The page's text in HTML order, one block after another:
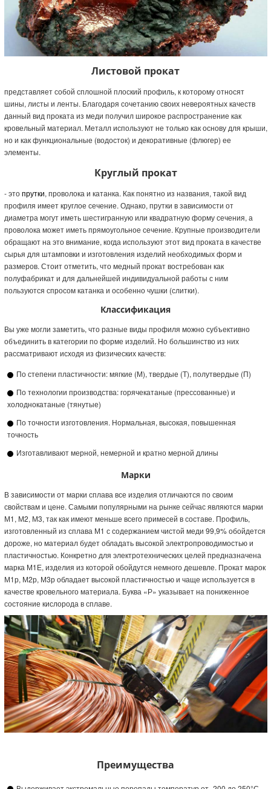
Листовой прокат
представляет собой сплошной плоский профиль, к которому относят
шины, листы и ленты. Благодаря сочетанию своих невероятных качеств
данный вид проката из меди получил широкое распространение как
кровельный материал. Металл используют не только как основу для крыши,
но и как функциональные (водосток) и декоративные (флюгер) ее
элементы.
Круглый прокат
- этопрутки, проволока и катанка. Как понятно из названия, такой вид
профиля имеет круглое сечение. Однако, прутки в зависимости от
диаметра могут иметь шестигранную или квадратную форму сечения, а
проволока может иметь прямоугольное сечение. Крупные производители
обращают на это внимание, когда используют этот вид проката в качестве
сырья для штамповки и изготовления изделий необходимых форм и
размеров. Стоит отметить, что медный прокат востребован как
полуфабрикат и для дальнейшей индивидуальной работы с ним
пользуются спросом катанка и особенно чушки (слитки).
Классификация
Вы уже могли заметить, что разные виды профиля можно субъективно
объединить в категории по форме изделий. Но большинство из них
рассматривают исходя из физических качеств:
По степени пластичности: мягкие (М), твердые (Т), полутвердые (П)
По технологии производства: горячекатаные (прессованные) и
холоднокатаные (тянутые)
По точности изготовления. Нормальная, высокая, повышенная
точность
Изготавливают мерной, немерной и кратно мерной длины
Марки
В зависимости от марки сплава все изделия отличаются по своим
свойствам и цене. Самыми популярными на рынке сейчас являются марки
М1, М2, М3, так как имеют меньше всего примесей в составе. Профиль,
изготовленный из сплава М1 с содержанием чистой меди 99,9% обойдется
дороже, но материал будет обладать высокой электропроводимостью и
пластичностью. Конкретно для электротехнических целей предназначена
марка М1Е, изделия из которой обойдутся немного дешевле. Прокат марок
М1р, М2р, М3р обладает высокой пластичностью и чаще используется в
качестве кровельного материала. Буква «Р» указывает на пониженное
состояние кислорода в сплаве.
Преимущества